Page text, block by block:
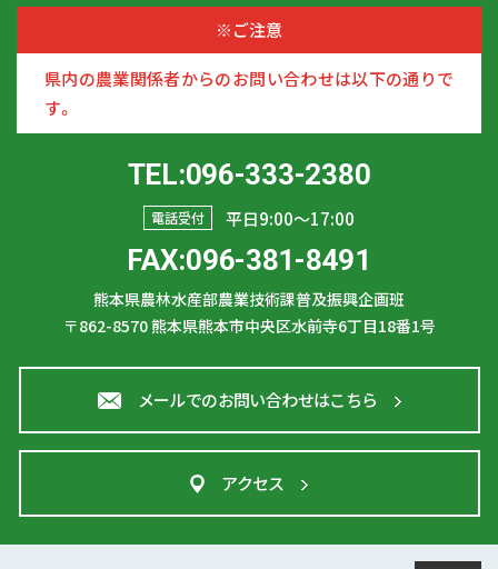
※ご注意
県内の農業関係者からのお問い合わせは以下の通りで
す。
TEL:096-333-2380
電話受付 平日9:00〜17:00
FAX:096-381-8491
熊本県農林水産部農業技術課普及振興企画班
〒862-8570熊本県熊本市中央区水前寺6丁目18番1号
メールでのお問い合わせはこちら
アクセス